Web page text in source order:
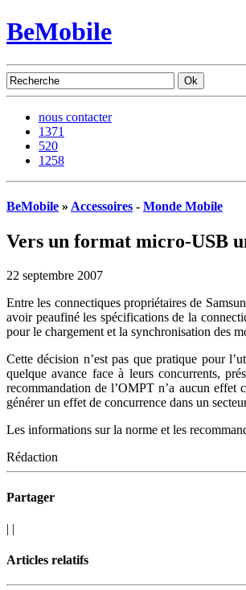
BeMobile
nous contacter
1371
520
1258
BeMobile » Accessoires - Monde Mobile
Vers un format micro-USB
22 septembre 2007
Entre les connectiques propriétaires de
avoir peaufiné les spécifications de la
pour le chargement et la synchronisation des
Cette décision n’est pas que pratique pour
quelque avance face à leurs concurrents,
recommandation de l’OMPT n’a aucun effet
générer un effet de concurrence dans un
Les informations sur la norme et les
Rédaction
Partager
| |
Articles relatifs